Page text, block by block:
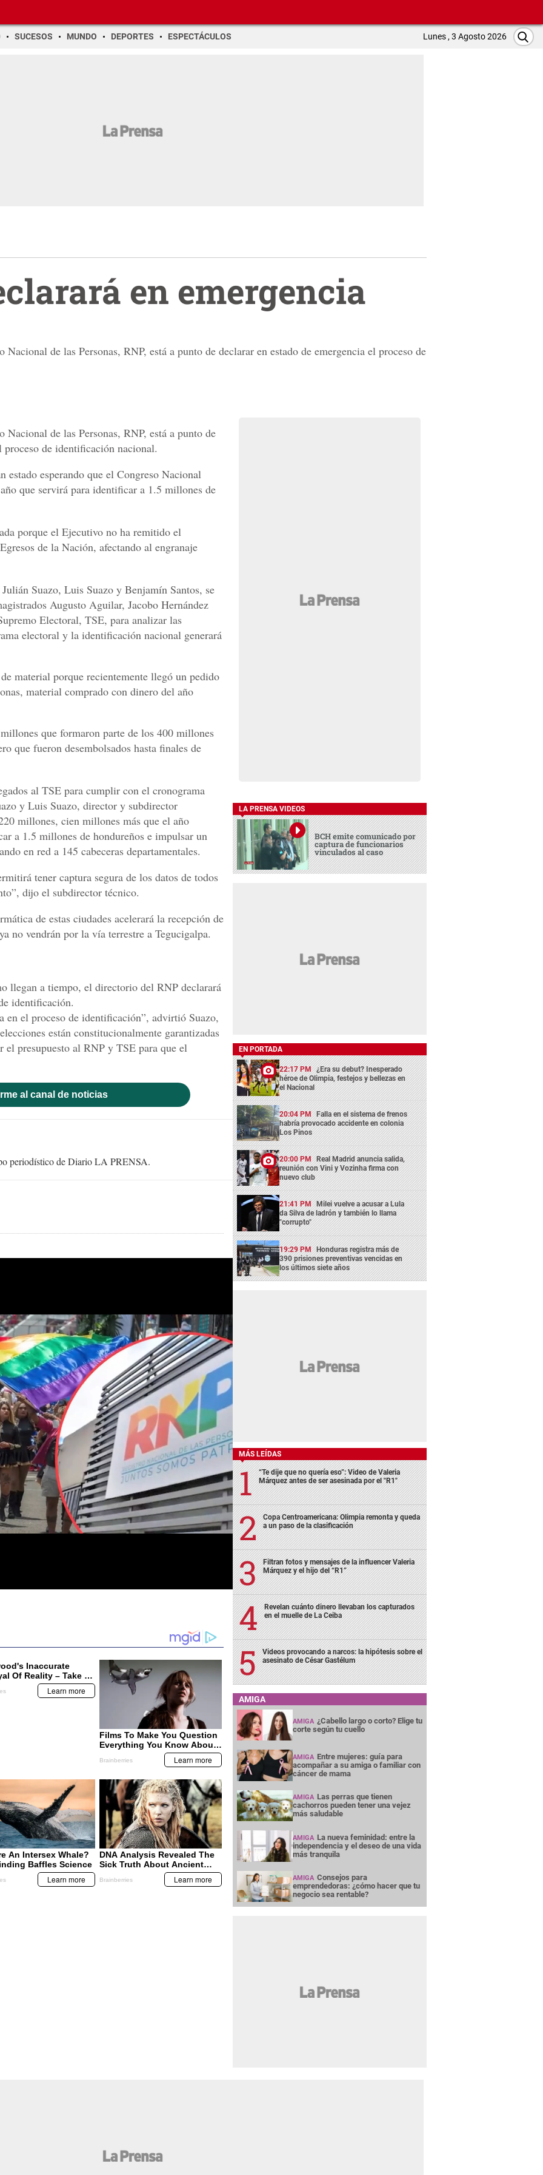
SUCESOS MUNDO DEPORTES ESPECTÁCULOS Lunes , 3 Agosto 2026
en emergencia
de las Personas, RNP, está a punto de declarar en estado de emergencia el proceso de
de las Personas, RNP, está a punto de
proceso de identificación nacional.
estado esperando que el Congreso Nacional
que servirá para identificar a 1.5 millones de
porque el Ejecutivo no ha remitido el
de la Nación, afectando al engranaje
Suazo, Luis Suazo y Benjamín Santos, se
Augusto Aguilar, Jacobo Hernández
Electoral, TSE, para analizar las
electoral y la identificación nacional generará
material porque recientemente llegó un pedido
material comprado con dinero del año
que formaron parte de los 400 millones
que fueron desembolsados hasta finales de
al TSE para cumplir con el cronograma
y Luis Suazo, director y subdirector
millones, cien millones más que el año
a 1.5 millones de hondureños e impulsar un
en red a 145 cabeceras departamentales.
tener captura segura de los datos de todos
dijo el subdirector técnico.
de estas ciudades acelerará la recepción de
no vendrán por la vía terrestre a Tegucigalpa.
llegan a tiempo, el directorio del RNP declarará
identificación.
en el proceso de identificación”, advirtió Suazo,
están constitucionalmente garantizadas
el presupuesto al RNP y TSE para que el
al canal de noticias
periodístico de Diario LA PRENSA.
LA PRENSA VIDEOS
BCH emite comunicado por
captura de funcionarios
vinculados al caso
EN PORTADA
22:17 PM ¿Era su debut? Inesperado
héroe de Olimpia, festejos y bellezas en
el Nacional
20:04 PM Falla en el sistema de frenos
habría provocado accidente en colonia
Los Pinos
20:00 PM Real Madrid anuncia salida,
reunión con Vini y Vozinha firma con
nuevo club
21:41 PM Milei vuelve a acusar a Lula
da Silva de ladrón y también lo llama
"corrupto"
19:29 PM Honduras registra más de
390 prisiones preventivas vencidas en
los últimos siete años
MÁS LEÍDAS
“Te dije que no quería eso”: Video de Valeria
Márquez antes de ser asesinada por el "R1"
Copa Centroamericana: Olimpia remonta y queda
a un paso de la clasificación
Filtran fotos y mensajes de la influencer Valeria
Márquez y el hijo del “R1”
Revelan cuánto dinero llevaban los capturados
en el muelle de La Ceiba
Videos provocando a narcos: la hipótesis sobre el
asesinato de César Gastélum
AMIGA
AMIGA ¿Cabello largo o corto? Elige tu
corte según tu cuello
AMIGA Entre mujeres: guía para
acompañar a su amiga o familiar con
cáncer de mama
AMIGA Las perras que tienen
cachorros pueden tener una vejez
más saludable
AMIGA La nueva feminidad: entre la
independencia y el deseo de una vida
más tranquila
AMIGA Consejos para
emprendedoras: ¿cómo hacer que tu
negocio sea rentable?